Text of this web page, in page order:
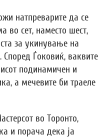
натпреварите да се
во сет, наместо шест,
за укинување на
Според Ѓоковиќ, ваквите
подинамичен и
а мечевите би траеле
во Торонто,
и порача дека ја